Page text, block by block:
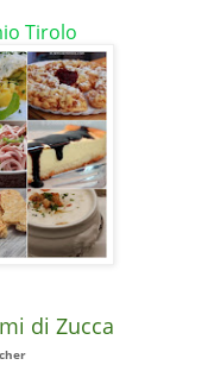
Tirolo
di Zucca